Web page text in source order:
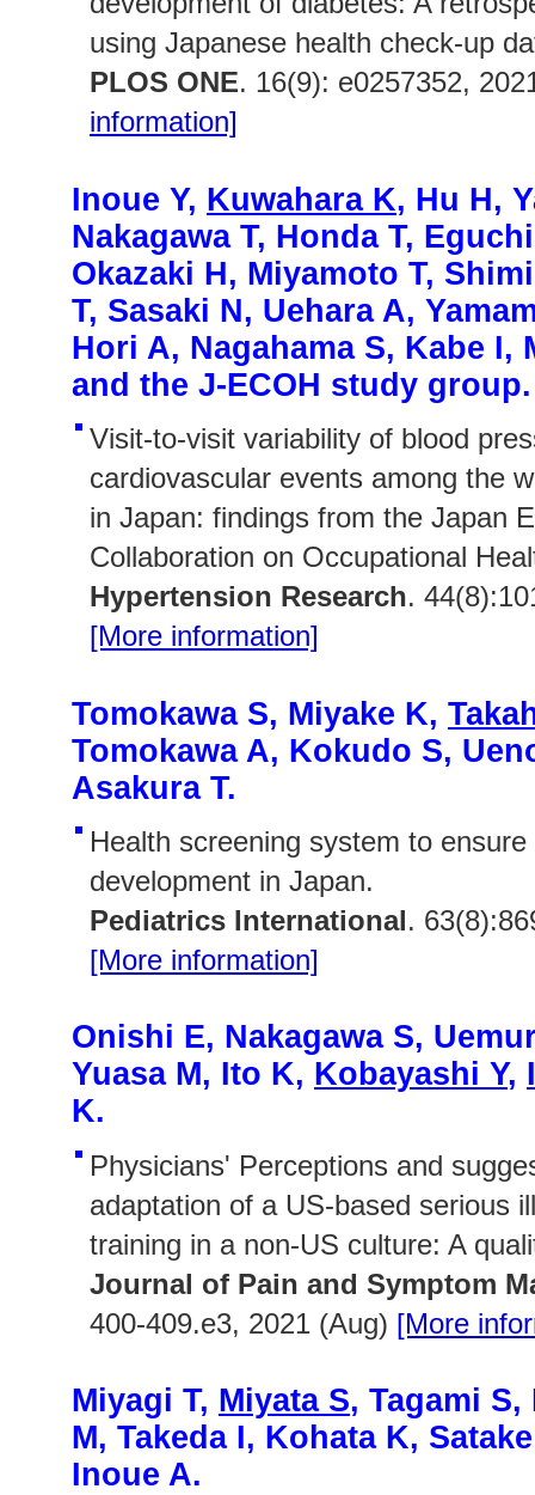
using Japanese health check-up
PLOS ONE. 16(9): e0257352,
information]
Inoue Y, Kuwahara K, Hu H,
Nakagawa T, Honda T,
Okazaki H, Miyamoto T,
T, Sasaki N, Uehara A,
Hori A, Nagahama S, Kabe I,
and the J-ECOH study group.
Visit-to-visit variability of blood
cardiovascular events among the
in Japan: findings from the Japan
Collaboration on Occupational
Hypertension Research.
[More information]
Tomokawa S, Miyake K,
Tomokawa A, Kokudo S,
Asakura T.
Health screening system to
development in Japan.
Pediatrics International.
[More information]
Onishi E, Nakagawa S,
Yuasa M, Ito K, Kobayashi Y,
K.
Physicians' Perceptions and
adaptation of a US-based serious
training in a non-US culture: A
Journal of Pain and Symptom
400-409.e3, 2021 (Aug) [More
Miyagi T, Miyata S, Tagami S,
M, Takeda I, Kohata K,
Inoue A.